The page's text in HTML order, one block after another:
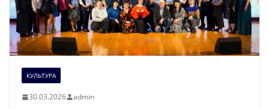
КУЛЬТУРА
30.03.2026 admin